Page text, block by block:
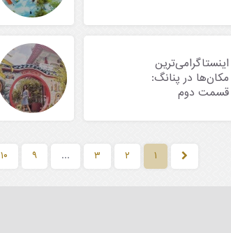
اینستاگرامی‌ترین
مکان‌ها در پنانگ:
قسمت دوم
۱ ۲ ۳ ... ۹ ۱۰